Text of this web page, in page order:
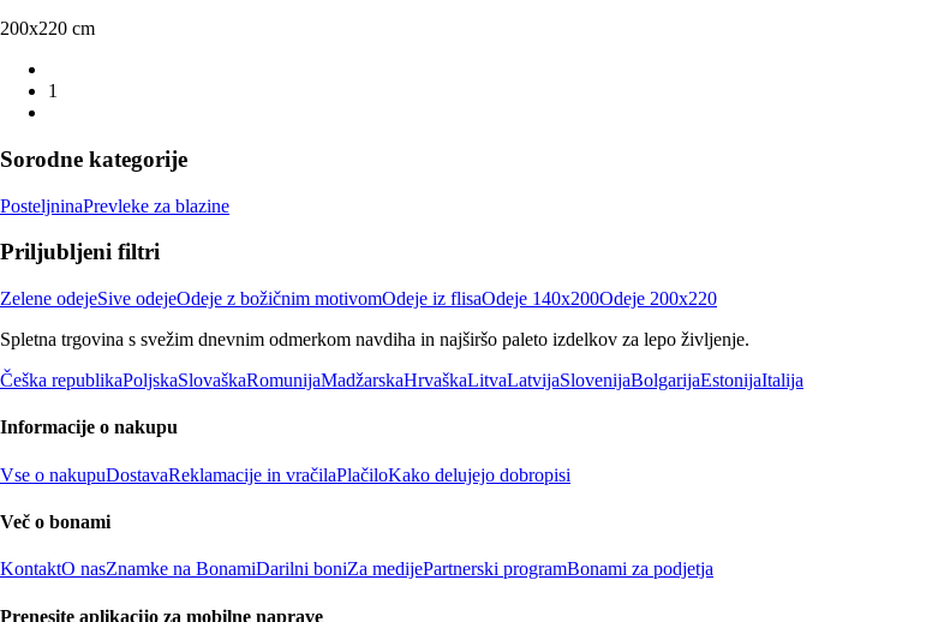
200x220 cm
1
Sorodne kategorije
PosteljninaPrevleke za blazine
Priljubljeni filtri
Zelene odejeSive odejeOdeje z božičnim motivomOdeje iz flisaOdeje 140x200Odeje 200x220
Spletna trgovina s svežim dnevnim odmerkom navdiha in najširšo paleto izdelkov za lepo življenje.
Češka republikaPoljskaSlovaškaRomunijaMadžarskaHrvaškaLitvaLatvijaSlovenijaBolgarijaEstonijaItalija
Informacije o nakupu
Vse o nakupuDostavaReklamacije in vračilaPlačiloKako delujejo dobropisi
Več o bonami
KontaktO nasZnamke na BonamiDarilni boniZa medijePartnerski programBonami za podjetja
Prenesite aplikacijo za mobilne naprave